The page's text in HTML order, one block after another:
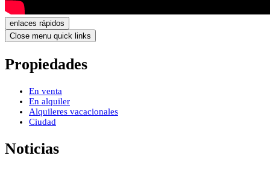
enlaces rápidos
Close menu quick links
Propiedades
En venta
En alquiler
Alquileres vacacionales
Ciudad
Noticias